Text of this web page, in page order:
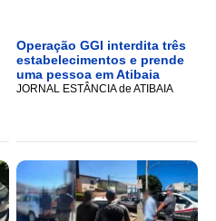
Operação GGI interdita três
estabelecimentos e prende
uma pessoa em Atibaia
JORNAL ESTÂNCIA de ATIBAIA